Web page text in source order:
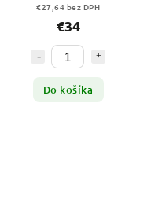
€27,64 bez DPH
€34
Do košíka